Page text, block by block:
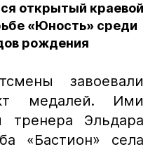
открытый краевой
«Юность» среди
рождения
завоевали
медалей. Ими
тренера Эльдара
«Бастион» села